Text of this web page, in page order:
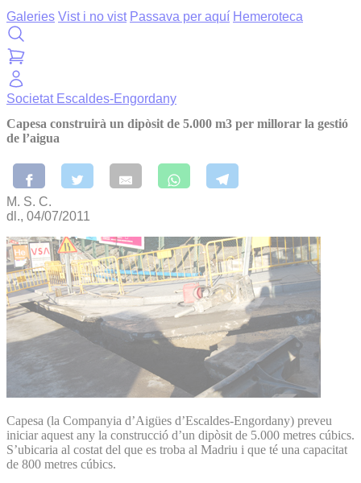
Galeries Vist i no vist Passava per aquí Hemeroteca
Societat Escaldes-Engordany
Capesa construirà un dipòsit de 5.000 m3 per millorar la gestió
de l’aigua
M. S. C.
dl., 04/07/2011
Capesa (la Companyia d’Aigües d’Escaldes-Engordany) preveu
iniciar aquest any la construcció d’un dipòsit de 5.000 metres cúbics.
S’ubicaria al costat del que es troba al Madriu i que té una capacitat
de 800 metres cúbics.